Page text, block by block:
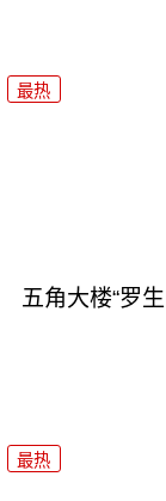
最热
五角大楼“罗
最热